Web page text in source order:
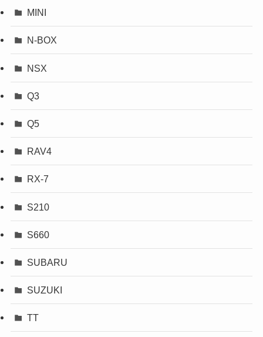
MINI
N-BOX
NSX
Q3
Q5
RAV4
RX-7
S210
S660
SUBARU
SUZUKI
TT